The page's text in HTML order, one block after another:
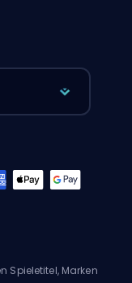
Spieletitel, Marken